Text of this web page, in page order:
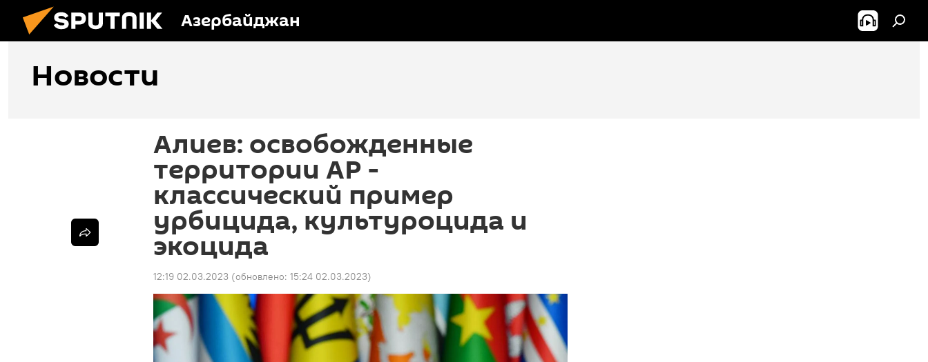
Азербайджан
Новости
Алиев: освобожденные
территории АР -
классический пример
урбицида, культуроцида и
экоцида
12:19 02.03.2023 (обновлено: 15:24 02.03.2023)